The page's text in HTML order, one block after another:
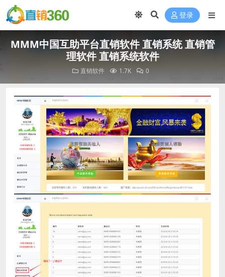
登录
MMM中国互助平台直销软件 直销系统 直销管
理软件 直销系统软件
直销软件 1.7K 0